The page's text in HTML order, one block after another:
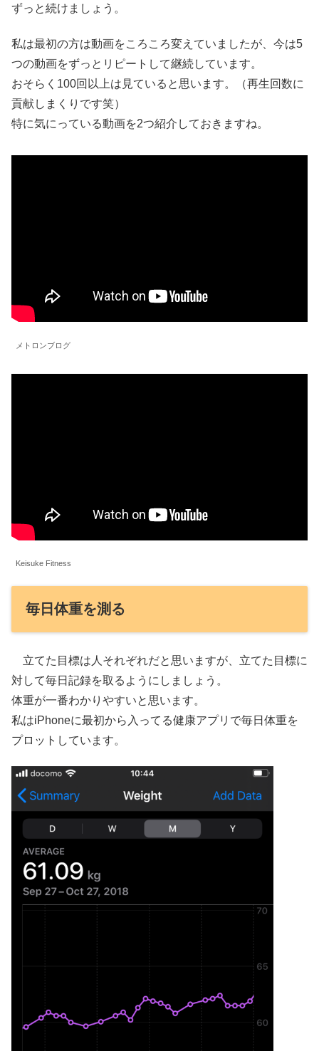
ずっと続けましょう。
私は最初の方は動画をころころ変えていましたが、今は5
つの動画をずっとリピートして継続しています。
おそらく100回以上は見ていると思います。（再生回数に
貢献しまくりです笑）
特に気にっている動画を2つ紹介しておきますね。
メトロンブログ
Keisuke Fitness
毎日体重を測る
立てた目標は人それぞれだと思いますが、立てた目標に
対して毎日記録を取るようにしましょう。
体重が一番わかりやすいと思います。
私はiPhoneに最初から入ってる健康アプリで毎日体重を
プロットしています。